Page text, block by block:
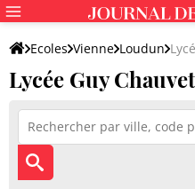
Ecoles Vienne Loudun
Lycée Guy